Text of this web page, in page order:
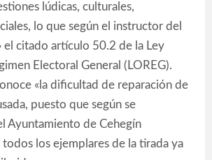
lúdicas, culturales,
lo que según el instructor del
el citado artículo 50.2 de la Ley
Electoral General (LOREG).
«la dificultad de reparación de
puesto que según se
Ayuntamiento de Cehegín
los ejemplares de la tirada ya